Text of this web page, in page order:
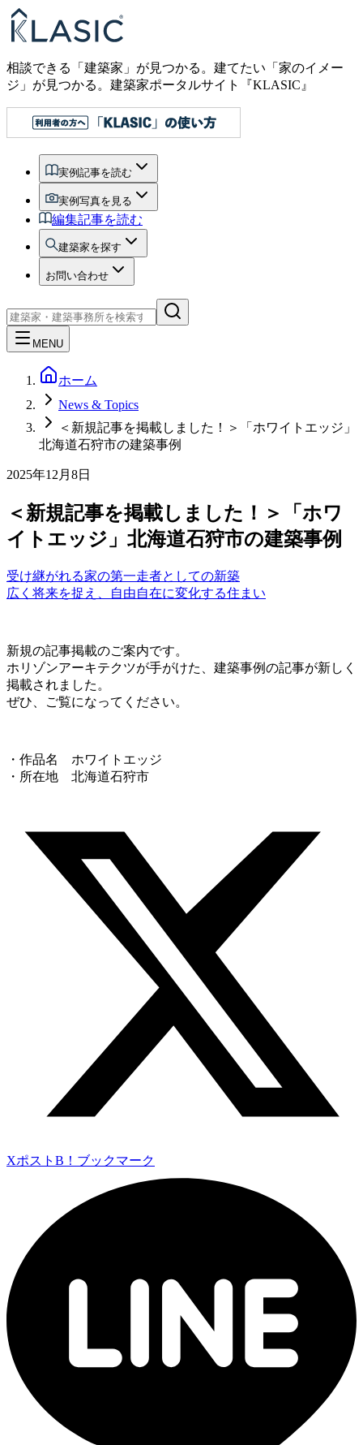
相談できる「建築家」が見つかる。建てたい「家のイメー
ジ」が見つかる。 建築家ポータルサイト『KLASIC』
実例記事を読む
実例写真を見る
編集記事を読む
建築家を探す
お問い合わせ
MENU
ホーム
News & Topics
＜新規記事を掲載しました！＞「ホワイトエッジ」
北海道石狩市の建築事例
2025年12月8日
＜新規記事を掲載しました！＞「ホワ
イトエッジ」北海道石狩市の建築事例
受け継がれる家の第一走者としての新築
広く将来を捉え、自由自在に変化する住まい
新規の記事掲載のご案内です。
ホリゾンアーキテクツが手がけた、建築事例の記事が新しく
掲載されました。
ぜひ、ご覧になってください。
・作品名 ホワイトエッジ
・所在地 北海道石狩市
Xポスト B！ブックマーク